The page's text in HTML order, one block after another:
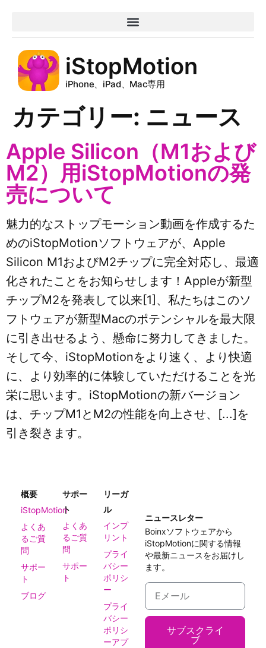
iStopMotion
iPhone、iPad、Mac専用
カテゴリー: ニュース
Apple Silicon（M1および
M2）用iStopMotionの発
売について
魅力的なストップモーション動画を作成するた
めのiStopMotionソフトウェアが、Apple
Silicon M1およびM2チップに完全対応し、最適
化されたことをお知らせします！Appleが新型
チップM2を発表して以来[1]、私たちはこのソ
フトウェアが新型Macのポテンシャルを最大限
に引き出せるよう、懸命に努力してきました。
そして今、iStopMotionをより速く、より快適
に、より効率的に体験していただけることを光
栄に思います。iStopMotionの新バージョン
は、チップM1とM2の性能を向上させ、[...]を
引き裂きます。
概要
iStopMotion
よくあ
るご質
問
サポー
ト
ブログ
サポー
ト
よくあ
るご質
問
サポー
ト
リーガ
ル
インプ
リント
プライ
バシー
ポリシ
ー
プライ
バシー
ポリシ
ーアプ
ニュースレター
Boinxソフトウェアから
iStopMotionに関する情報
や最新ニュースをお届けし
ます。
サブスクライ
ブ